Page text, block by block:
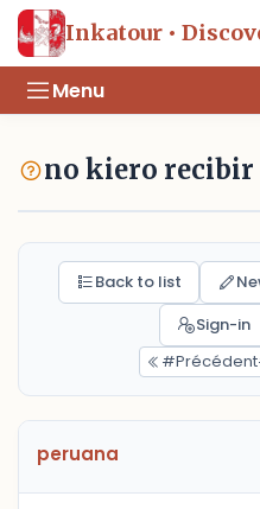
Inkatour •
Menu
no kiero recibir
Back to list
Sign-in
peruana